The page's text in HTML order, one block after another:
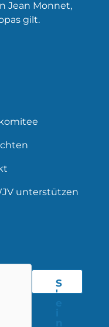
Jean Monnet,
gilt.
unterstützen
S
'